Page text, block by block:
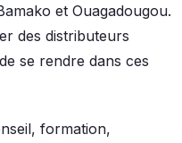
et Ouagadougou.
des distributeurs
se rendre dans ces
formation,